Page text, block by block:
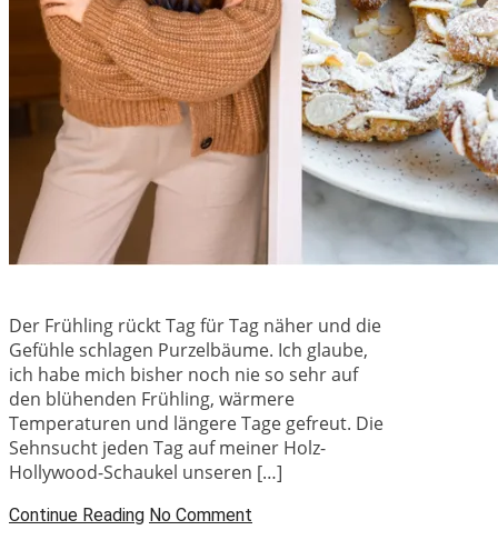
Der Frühling rückt Tag für Tag näher und die
Gefühle schlagen Purzelbäume. Ich glaube,
ich habe mich bisher noch nie so sehr auf
den blühenden Frühling, wärmere
Temperaturen und längere Tage gefreut. Die
Sehnsucht jeden Tag auf meiner Holz-
Hollywood-Schaukel unseren […]
Continue Reading No Comment